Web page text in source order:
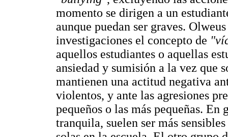
momento se dirigen a un
aunque puedan ser graves.
investigaciones el concepto de
aquellos estudiantes o aquellas
ansiedad y sumisión a la vez que
mantienen una actitud negativa
violentos, y ante las agresiones
pequeños o las más pequeñas.
tranquila, suelen ser más